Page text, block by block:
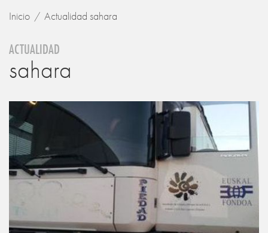
Inicio Actualidad sahara
ACTUALIDAD
sahara